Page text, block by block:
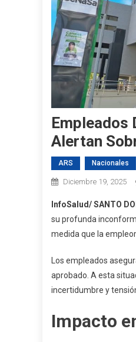
Empleados
Alertan
ARS Nacionales
Diciembre 19, 2025
InfoSalud/ SANTO
su profunda
medida que la
Los empleados
aprobado. A esta
incertidumbre y
Impacto